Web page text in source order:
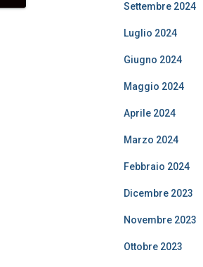
Settembre 2024
Luglio 2024
Giugno 2024
Maggio 2024
Aprile 2024
Marzo 2024
Febbraio 2024
Dicembre 2023
Novembre 2023
Ottobre 2023